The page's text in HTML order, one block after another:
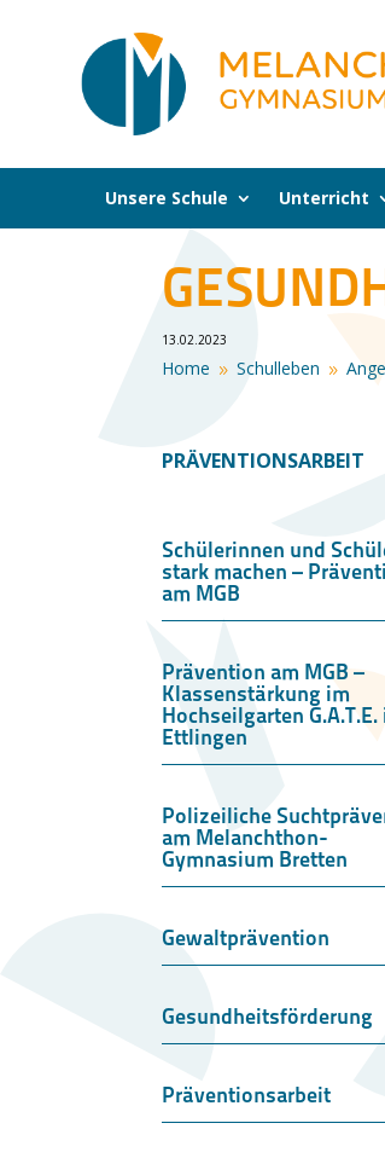
Unsere Schule Unterricht
13.02.2023
Home 9 Schulleben 9
PRÄVENTIONSARBEIT
Schülerinnen und
stark machen –
am MGB
Prävention am MGB –
Klassenstärkung im
Hochseilgarten G.A.T.E.
Ettlingen
Polizeiliche
am Melanchthon-
Gymnasium Bretten
Gewaltprävention
Gesundheitsförderung
Präventionsarbeit